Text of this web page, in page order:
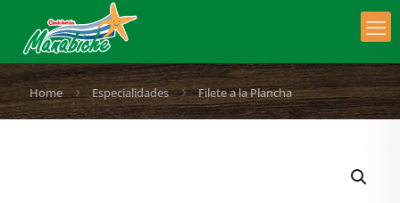
Home Especialidades Filete a la Plancha